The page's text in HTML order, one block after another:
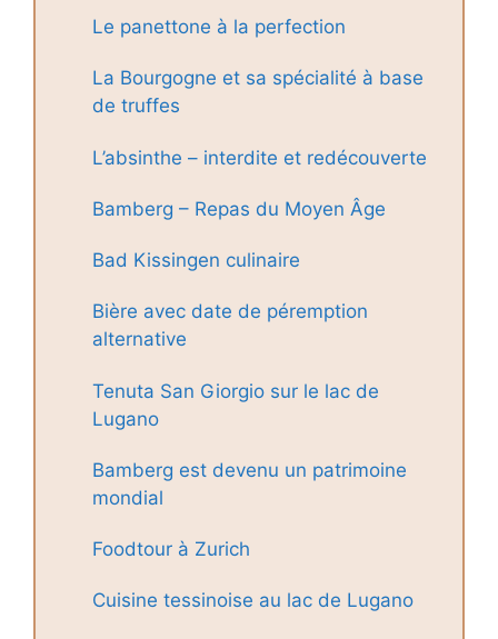
Le panettone à la perfection
La Bourgogne et sa spécialité à base
de truffes
L’absinthe – interdite et redécouverte
Bamberg – Repas du Moyen Âge
Bad Kissingen culinaire
Bière avec date de péremption
alternative
Tenuta San Giorgio sur le lac de
Lugano
Bamberg est devenu un patrimoine
mondial
Foodtour à Zurich
Cuisine tessinoise au lac de Lugano